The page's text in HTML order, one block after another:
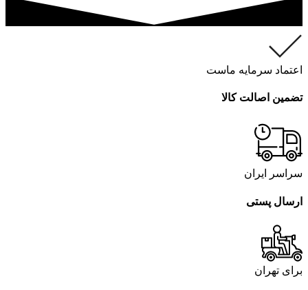
اعتماد سرمایه ماست
تضمین اصالت کالا
سراسر ایران
ارسال پستی
برای تهران